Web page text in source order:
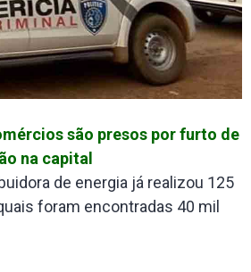
são presos por furto de
na capital
de energia já realizou 125
foram encontradas 40 mil